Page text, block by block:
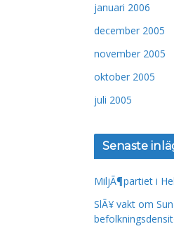
januari 2006
december 2005
november 2005
oktober 2005
juli 2005
Senaste
MiljÃ¶partiet i
SlÃ¥ vakt om